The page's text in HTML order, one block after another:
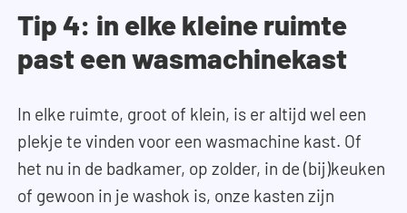
Tip 4: in elke kleine ruimte
past een wasmachinekast
In elke ruimte, groot of klein, is er altijd wel een
plekje te vinden voor een wasmachine kast. Of
het nu in de badkamer, op zolder, in de (bij)keuken
of gewoon in je washok is, onze kasten zijn